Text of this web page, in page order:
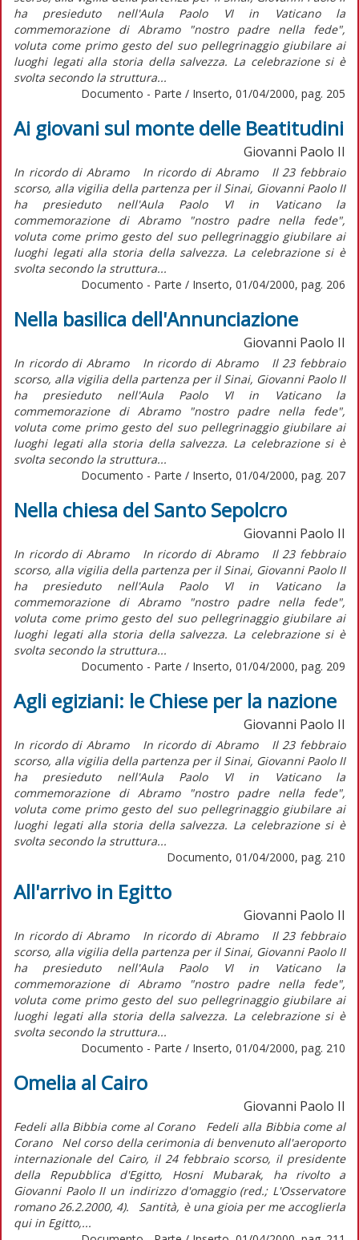
ha presieduto nell'Aula Paolo VI in Vaticano la
commemorazione di Abramo "nostro padre nella fede",
voluta come primo gesto del suo pellegrinaggio giubilare ai
luoghi legati alla storia della salvezza. La celebrazione si è
svolta secondo la struttura...
Documento - Parte / Inserto, 01/04/2000, pag. 205
Ai giovani sul monte delle Beatitudini
Giovanni Paolo II
In ricordo di Abramo In ricordo di Abramo Il 23 febbraio
scorso, alla vigilia della partenza per il Sinai, Giovanni Paolo II
ha presieduto nell'Aula Paolo VI in Vaticano la
commemorazione di Abramo "nostro padre nella fede",
voluta come primo gesto del suo pellegrinaggio giubilare ai
luoghi legati alla storia della salvezza. La celebrazione si è
svolta secondo la struttura...
Documento - Parte / Inserto, 01/04/2000, pag. 206
Nella basilica dell'Annunciazione
Giovanni Paolo II
In ricordo di Abramo In ricordo di Abramo Il 23 febbraio
scorso, alla vigilia della partenza per il Sinai, Giovanni Paolo II
ha presieduto nell'Aula Paolo VI in Vaticano la
commemorazione di Abramo "nostro padre nella fede",
voluta come primo gesto del suo pellegrinaggio giubilare ai
luoghi legati alla storia della salvezza. La celebrazione si è
svolta secondo la struttura...
Documento - Parte / Inserto, 01/04/2000, pag. 207
Nella chiesa del Santo Sepolcro
Giovanni Paolo II
In ricordo di Abramo In ricordo di Abramo Il 23 febbraio
scorso, alla vigilia della partenza per il Sinai, Giovanni Paolo II
ha presieduto nell'Aula Paolo VI in Vaticano la
commemorazione di Abramo "nostro padre nella fede",
voluta come primo gesto del suo pellegrinaggio giubilare ai
luoghi legati alla storia della salvezza. La celebrazione si è
svolta secondo la struttura...
Documento - Parte / Inserto, 01/04/2000, pag. 209
Agli egiziani: le Chiese per la nazione
Giovanni Paolo II
In ricordo di Abramo In ricordo di Abramo Il 23 febbraio
scorso, alla vigilia della partenza per il Sinai, Giovanni Paolo II
ha presieduto nell'Aula Paolo VI in Vaticano la
commemorazione di Abramo "nostro padre nella fede",
voluta come primo gesto del suo pellegrinaggio giubilare ai
luoghi legati alla storia della salvezza. La celebrazione si è
svolta secondo la struttura...
Documento, 01/04/2000, pag. 210
All'arrivo in Egitto
Giovanni Paolo II
In ricordo di Abramo In ricordo di Abramo Il 23 febbraio
scorso, alla vigilia della partenza per il Sinai, Giovanni Paolo II
ha presieduto nell'Aula Paolo VI in Vaticano la
commemorazione di Abramo "nostro padre nella fede",
voluta come primo gesto del suo pellegrinaggio giubilare ai
luoghi legati alla storia della salvezza. La celebrazione si è
svolta secondo la struttura...
Documento - Parte / Inserto, 01/04/2000, pag. 210
Omelia al Cairo
Giovanni Paolo II
Fedeli alla Bibbia come al Corano Fedeli alla Bibbia come al
Corano Nel corso della cerimonia di benvenuto all'aeroporto
internazionale del Cairo, il 24 febbraio scorso, il presidente
della Repubblica d'Egitto, Hosni Mubarak, ha rivolto a
Giovanni Paolo II un indirizzo d'omaggio (red.; L'Osservatore
romano 26.2.2000, 4). Santità, è una gioia per me accoglierla
qui in Egitto,...